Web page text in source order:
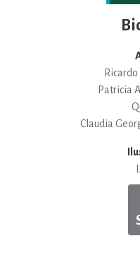
Patricia
Claudia